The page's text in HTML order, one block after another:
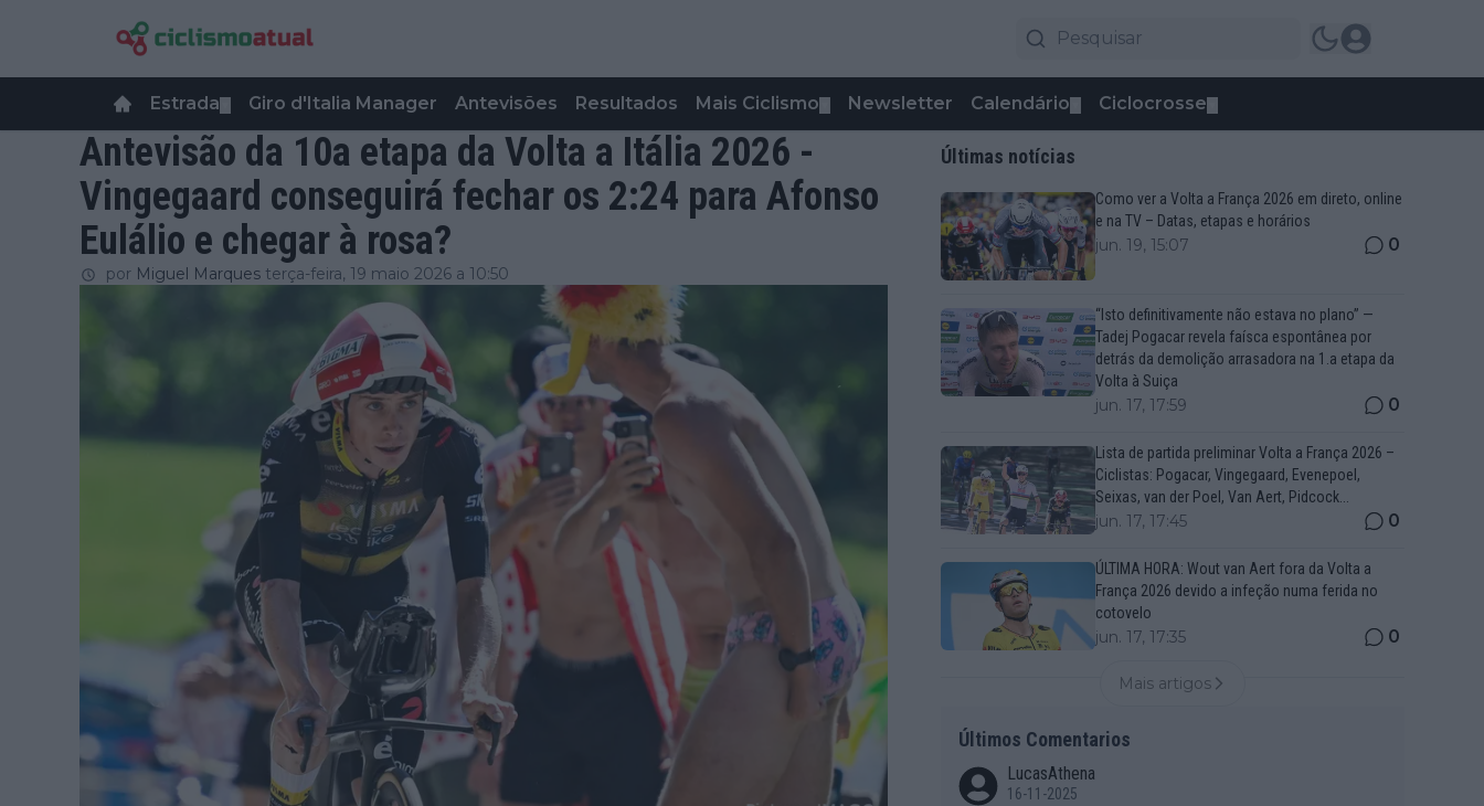
Estrada Giro d'Italia Manager Antevisões Resultados Mais Ciclismo Newsletter Calendário Ciclocrosse
Antevisão da 10a etapa da Volta a Itália 2026 -
Vingegaard conseguirá fechar os 2:24 para Afonso
Eulálio e chegar à rosa?
por Miguel Marques terça-feira, 19 maio 2026 a 10:50
Últimas notícias
Como ver a Volta a França 2026 em direto, online
e na TV – Datas, etapas e horários
jun. 19, 15:07 0
“Isto definitivamente não estava no plano” —
Tadej Pogacar revela faísca espontânea por
detrás da demolição arrasadora na 1.a etapa da
Volta à Suiça
jun. 17, 17:59 0
Lista de partida preliminar Volta a França 2026 –
Ciclistas: Pogacar, Vingegaard, Evenepoel,
Seixas, van der Poel, Van Aert, Pidcock...
jun. 17, 17:45 0
ÚLTIMA HORA: Wout van Aert fora da Volta a
França 2026 devido a infeção numa ferida no
cotovelo
jun. 17, 17:35 0
Mais artigos
Últimos Comentarios
LucasAthena
16-11-2025